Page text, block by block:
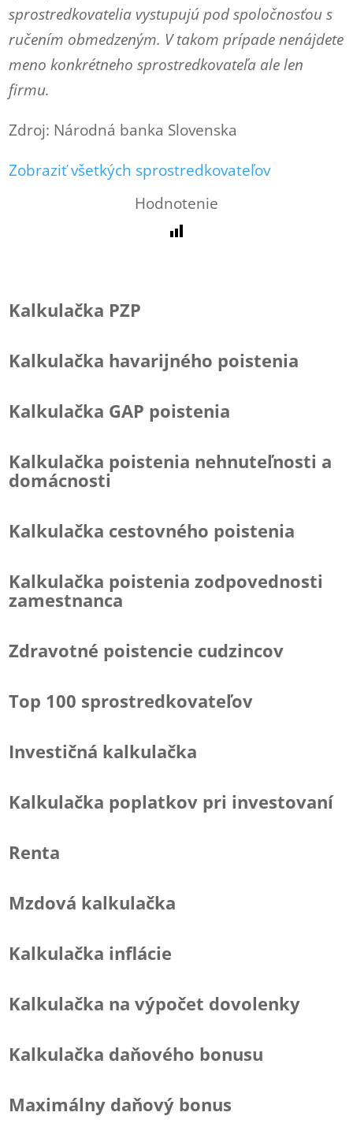
sprostredkovatelia vystupujú pod spoločnosťou s
ručením obmedzeným. V takom prípade nenájdete
meno konkrétneho sprostredkovateľa ale len
firmu.
Zdroj: Národná banka Slovenska
Zobraziť všetkých sprostredkovateľov
Hodnotenie
Kalkulačka PZP
Kalkulačka havarijného poistenia
Kalkulačka GAP poistenia
Kalkulačka poistenia nehnuteľnosti a
domácnosti
Kalkulačka cestovného poistenia
Kalkulačka poistenia zodpovednosti
zamestnanca
Zdravotné poistencie cudzincov
Top 100 sprostredkovateľov
Investičná kalkulačka
Kalkulačka poplatkov pri investovaní
Renta
Mzdová kalkulačka
Kalkulačka inflácie
Kalkulačka na výpočet dovolenky
Kalkulačka daňového bonusu
Maximálny daňový bonus